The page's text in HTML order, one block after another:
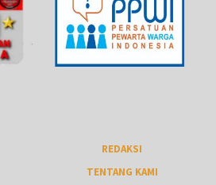
REDAKSI
TENTANG KAMI